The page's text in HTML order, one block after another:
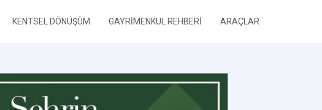
KENTSEL DÖNÜŞÜM GAYRİMENKUL REHBERİ ARAÇLAR